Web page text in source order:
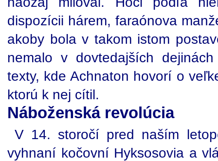
dispozícii hárem, faraónova
akoby bola v takom istom
nemalo v dovtedajších
texty, kde Achnaton hovorí o
ktorú k nej cítil.
Náboženská revolúcia
V 14. storočí pred naším
vyhnaní kočovní Hyksosovia a